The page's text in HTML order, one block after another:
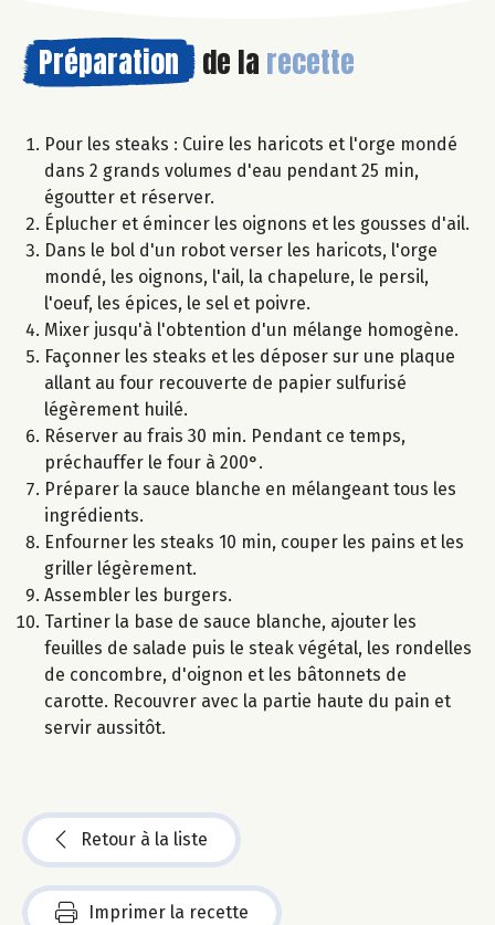
Préparation de la recette
Pour les steaks : Cuire les haricots et l'orge mondé
dans 2 grands volumes d'eau pendant 25 min,
égoutter et réserver.
Éplucher et émincer les oignons et les gousses d'ail.
Dans le bol d'un robot verser les haricots, l'orge
mondé, les oignons, l'ail, la chapelure, le persil,
l'oeuf, les épices, le sel et poivre.
Mixer jusqu'à l'obtention d'un mélange homogène.
Façonner les steaks et les déposer sur une plaque
allant au four recouverte de papier sulfurisé
légèrement huilé.
Réserver au frais 30 min. Pendant ce temps,
préchauffer le four à 200°.
Préparer la sauce blanche en mélangeant tous les
ingrédients.
Enfourner les steaks 10 min, couper les pains et les
griller légèrement.
Assembler les burgers.
Tartiner la base de sauce blanche, ajouter les
feuilles de salade puis le steak végétal, les rondelles
de concombre, d'oignon et les bâtonnets de
carotte. Recouvrer avec la partie haute du pain et
servir aussitôt.
Retour à la liste
Imprimer la recette